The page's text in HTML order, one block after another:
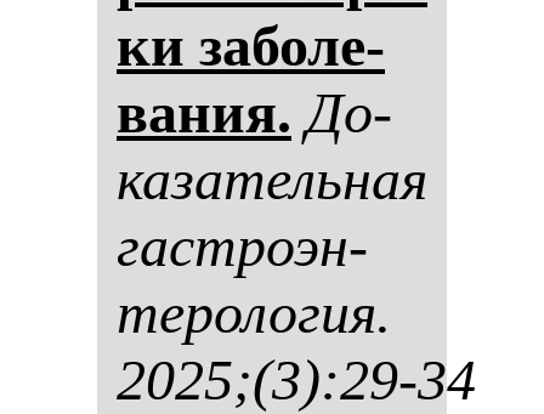
ки за­бо­ле­
ва­ния. До­
ка­за­тель­ная
гас­тро­эн­
те­ро­ло­гия.
2025;(3):29-34